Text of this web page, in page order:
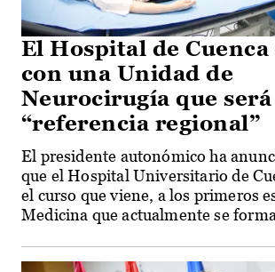
El Hospital de
con una Unidad de
Neurocirugía que será
“referencia regional”
El presidente autonómico ha
que el Hospital Universitario de
el curso que viene, a los primeros
Medicina que actualmente se